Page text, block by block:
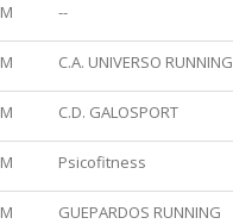
M --
M C.A. UNIVERSO RUNNING
M C.D. GALOSPORT
M Psicofitness
M GUEPARDOS RUNNING